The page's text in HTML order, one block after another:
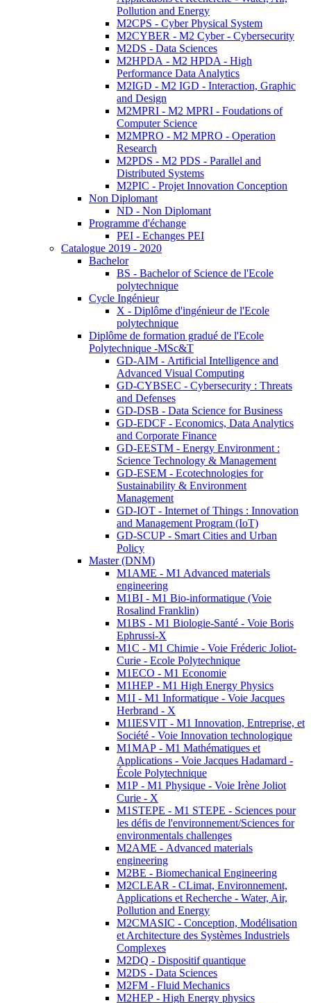
Pollution and Energy
M2CPS - Cyber Physical System
M2CYBER - M2 Cyber - Cybersecurity
M2DS - Data Sciences
M2HPDA - M2 HPDA - High
Performance Data Analytics
M2IGD - M2 IGD - Interaction, Graphic
and Design
M2MPRI - M2 MPRI - Foudations of
Computer Science
M2MPRO - M2 MPRO - Operation
Research
M2PDS - M2 PDS - Parallel and
Distributed Systems
M2PIC - Projet Innovation Conception
Non Diplomant
ND - Non Diplomant
Programme d'échange
PEI - Echanges PEI
Catalogue 2019 - 2020
Bachelor
BS - Bachelor of Science de l'Ecole
polytechnique
Cycle Ingénieur
X - Diplôme d'ingénieur de l'Ecole
polytechnique
Diplôme de formation gradué de l'Ecole
Polytechnique -MSc&T
GD-AIM - Artificial Intelligence and
Advanced Visual Computing
GD-CYBSEC - Cybersecurity : Threats
and Defenses
GD-DSB - Data Science for Business
GD-EDCF - Economics, Data Analytics
and Corporate Finance
GD-EESTM - Energy Environment :
Science Technology & Management
GD-ESEM - Ecotechnologies for
Sustainability & Environment
Management
GD-IOT - Internet of Things : Innovation
and Management Program (IoT)
GD-SCUP - Smart Cities and Urban
Policy
Master (DNM)
M1AME - M1 Advanced materials
engineering
M1BI - M1 Bio-informatique (Voie
Rosalind Franklin)
M1BS - M1 Biologie-Santé - Voie Boris
Ephrussi-X
M1C - M1 Chimie - Voie Fréderic Joliot-
Curie - Ecole Polytechnique
M1ECO - M1 Economie
M1HEP - M1 High Energy Physics
M1I - M1 Informatique - Voie Jacques
Herbrand - X
M1IESVIT - M1 Innovation, Entreprise, et
Société - Voie Innovation technologique
M1MAP - M1 Mathématiques et
Applications - Voie Jacques Hadamard -
École Polytechnique
M1P - M1 Physique - Voie Irène Joliot
Curie - X
M1STEPE - M1 STEPE - Sciences pour
les défis de l'environnement/Sciences for
environmentals challenges
M2AME - Advanced materials
engineering
M2BE - Biomechanical Engineering
M2CLEAR - CLimat, Environnement,
Applications et Recherche - Water, Air,
Pollution and Energy
M2CMASIC - Conception, Modélisation
et Architecture des Systèmes Industriels
Complexes
M2DQ - Dispositif quantique
M2DS - Data Sciences
M2FM - Fluid Mechanics
M2HEP - High Energy physics